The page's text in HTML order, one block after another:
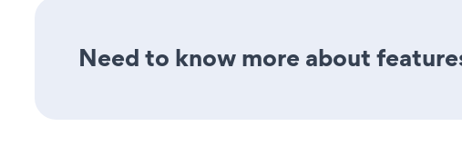
Need to know more about